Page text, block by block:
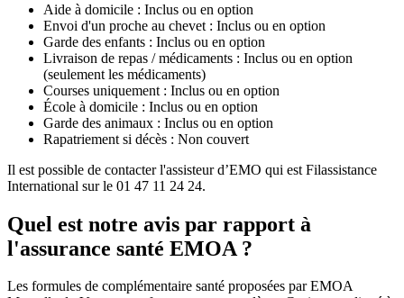
Aide à domicile : Inclus ou en option
Envoi d'un proche au chevet : Inclus ou en option
Garde des enfants : Inclus ou en option
Livraison de repas / médicaments : Inclus ou en option
(seulement les médicaments)
Courses uniquement : Inclus ou en option
École à domicile : Inclus ou en option
Garde des animaux : Inclus ou en option
Rapatriement si décès : Non couvert
Il est possible de contacter l'assisteur d’EMO qui est Filassistance
International sur le 01 47 11 24 24.
Quel est notre avis par rapport à
l'assurance santé EMOA ?
Les formules de complémentaire santé proposées par EMOA